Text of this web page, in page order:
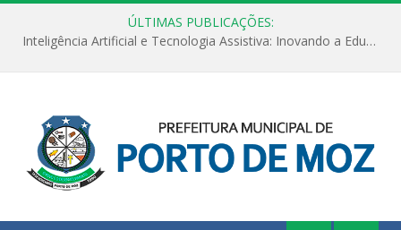
ÚLTIMAS PUBLICAÇÕES:
Inteligência Artificial e Tecnologia Assistiva: Inovando a Educação Especial e Inclusiva